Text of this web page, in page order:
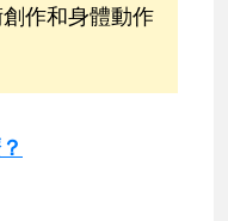
作和身體動作